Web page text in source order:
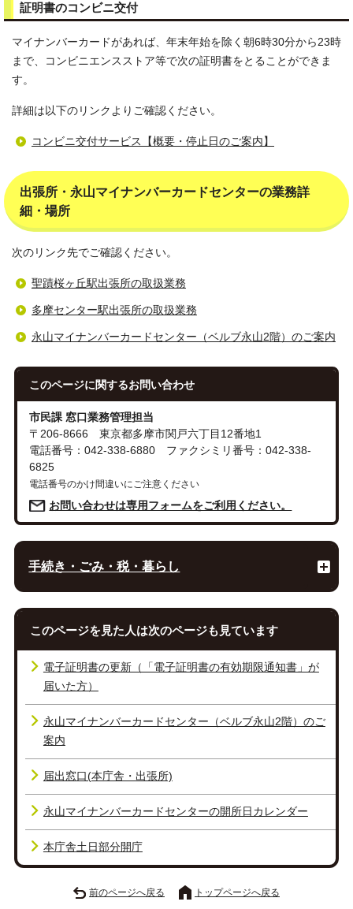
証明書のコンビニ交付
マイナンバーカードがあれば、年末年始を除く朝6時30分から23時
まで、コンビニエンスストア等で次の証明書をとることができま
す。
詳細は以下のリンクよりご確認ください。
コンビニ交付サービス【概要・停止日のご案内】
出張所・永山マイナンバーカードセンターの業務詳
細・場所
次のリンク先でご確認ください。
聖蹟桜ヶ丘駅出張所の取扱業務
多摩センター駅出張所の取扱業務
永山マイナンバーカードセンター（ベルブ永山2階）のご案内
このページに関するお問い合わせ
市民課 窓口業務管理担当
〒206-8666 東京都多摩市関戸六丁目12番地1
電話番号：042-338-6880 ファクシミリ番号：042-338-
6825
電話番号のかけ間違いにご注意ください
お問い合わせは専用フォームをご利用ください。
手続き・ごみ・税・暮らし
このページを見た人は次のページも見ています
電子証明書の更新（「電子証明書の有効期限通知書」が
届いた方）
永山マイナンバーカードセンター（ベルブ永山2階）のご
案内
届出窓口(本庁舎・出張所)
永山マイナンバーカードセンターの開所日カレンダー
本庁舎土日部分開庁
前のページへ戻る トップページへ戻る